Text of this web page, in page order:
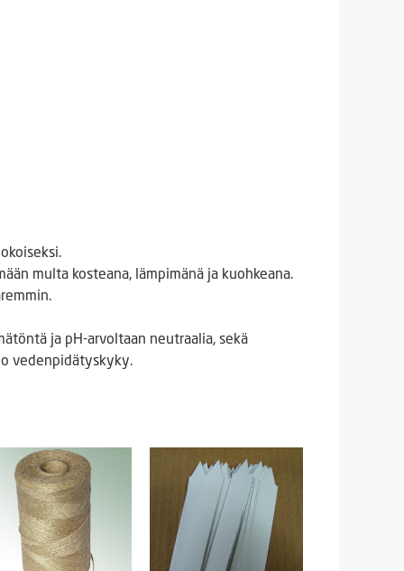
multa kosteana, lämpimänä ja kuohkeana.
ja pH-arvoltaan neutraalia, sekä
vedenpidätyskyky.